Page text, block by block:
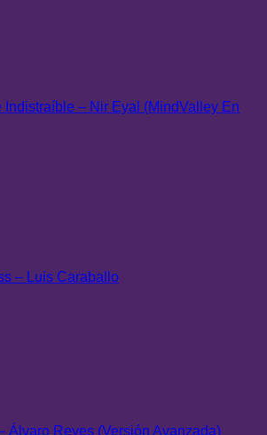
Indistraíble – Nir Eyal (MindValley En
– Luis Caraballo
Álvaro Reyes (Versión Avanzada)